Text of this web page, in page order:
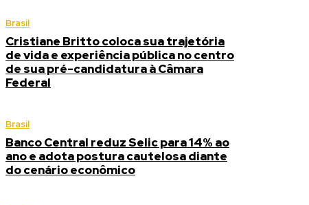
Brasil
Cristiane Britto coloca sua trajetória
de vida e experiência pública no centro
de sua pré-candidatura à Câmara
Federal
Brasil
Banco Central reduz Selic para 14% ao
ano e adota postura cautelosa diante
do cenário econômico